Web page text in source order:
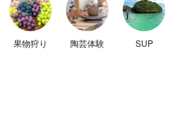
果物狩り 陶芸体験 SUP